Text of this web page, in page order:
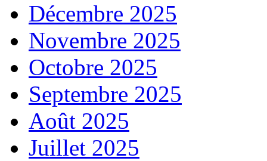
Décembre 2025
Novembre 2025
Octobre 2025
Septembre 2025
Août 2025
Juillet 2025